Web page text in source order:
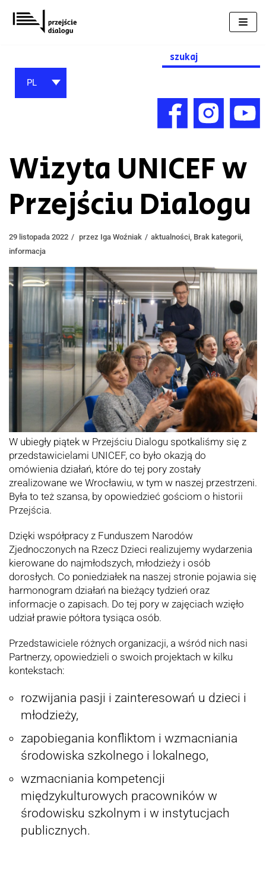
Przejdź
do
Search
for:
PL
Wizyta UNICEF w
Przejściu Dialogu
29 listopada 2022 przez Iga Woźniak aktualności Brak kategorii
informacja
W ubiegły piątek w Przejściu Dialogu spotkaliśmy się z
przedstawicielami UNICEF, co było okazją do
omówienia działań, które do tej pory zostały
zrealizowane we Wrocławiu, w tym w naszej przestrzeni.
Była to też szansa, by opowiedzieć gościom o historii
Przejścia.
Dzięki współpracy z Funduszem Narodów
Zjednoczonych na Rzecz Dzieci realizujemy wydarzenia
kierowane do najmłodszych, młodzieży i osób
dorosłych. Co poniedziałek na naszej stronie pojawia się
harmonogram działań na bieżący tydzień oraz
informacje o zapisach. Do tej pory w zajęciach wzięło
udział prawie półtora tysiąca osób.
Przedstawiciele różnych organizacji, a wśród nich nasi
Partnerzy, opowiedzieli o swoich projektach w kilku
kontekstach:
rozwijania pasji i zainteresowań u dzieci i
młodzieży,
zapobiegania konfliktom i wzmacniania
środowiska szkolnego i lokalnego,
wzmacniania kompetencji
międzykulturowych pracowników w
środowisku szkolnym i w instytucjach
publicznych.